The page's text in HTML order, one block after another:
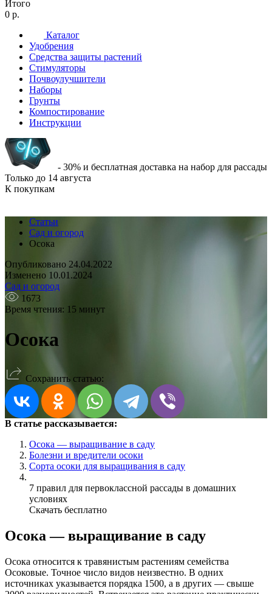
Итого
0 р.
Каталог
Удобрения
Средства защиты растений
Стимуляторы
Почвоулучшители
Наборы
Грунты
Компостирование
Инструкции
- 30% и бесплатная доставка на набор для рассады
Только до 14 августа
К покупкам
Статьи
Сад и огород
Осока
Опубликовано 24.04.2022
Изменено 10.01.2024
Сад и огород
1673
Время чтения: 15 минут
Осока
Сохранить статью:
В статье рассказывается:
Осока — выращивание в саду
Болезни и вредители осоки
Сорта осоки для выращивания в саду
7 правил для первоклассной рассады в домашних
условиях
Скачать бесплатно
Осока — выращивание в саду
Осока относится к травянистым растениям семейства
Осоковые. Точное число видов неизвестно. В одних
источниках указывается порядка 1500, а в других — свыше